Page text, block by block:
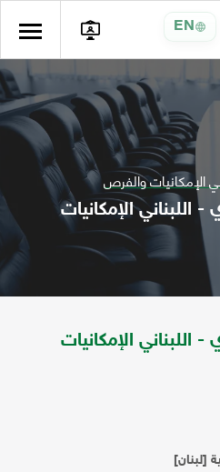
EN
الإمكانيات والفرص
اللبناني الإمكانيات
اللبناني الإمكانيات
[لبنان]